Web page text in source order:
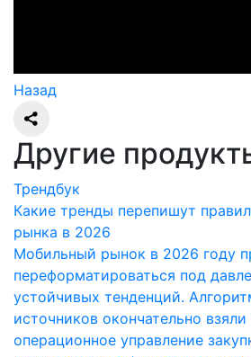
Назад
Другие
Трендбук
Какие тренды перепишут
рынка в 2026
Мобильный рынок в 2026 году
переформатироваться под
устойчивых тенденций.
источников окончательно взяли
операционное управление